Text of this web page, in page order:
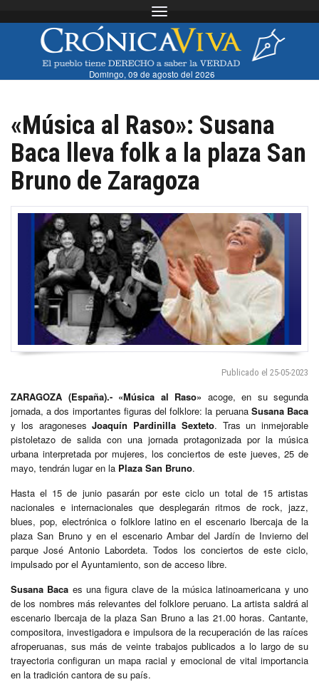
Toggle navigation
Domingo, 09 de agosto del 2026
«Música al Raso»: Susana
Baca lleva folk a la plaza San
Bruno de Zaragoza
Publicado el 25-05-2023
ZARAGOZA (España).- «Música al Raso» acoge, en su segunda
jornada, a dos importantes figuras del folklore: la peruanaSusana Baca
y los aragonesesJoaquín Pardinilla Sexteto. Tras un inmejorable
pistoletazo de salida con una jornada protagonizada por la música
urbana interpretada por mujeres, los conciertos de este jueves, 25 de
mayo, tendrán lugar en la Plaza San Bruno.
Hasta el 15 de junio pasarán por este ciclo un total de 15 artistas
nacionales e internacionales que desplegarán ritmos de rock, jazz,
blues, pop, electrónica o folklore latino en el escenario Ibercaja de la
plaza San Bruno y en el escenario Ambar del Jardín de Invierno del
parque José Antonio Labordeta. Todos los conciertos de este ciclo,
impulsado por el Ayuntamiento, son de acceso libre.
Susana Baca es una figura clave de la música latinoamericana y uno
de los nombres más relevantes del folklore peruano. La artista saldrá al
escenario Ibercaja de la plaza San Bruno a las 21.00 horas. Cantante,
compositora, investigadora e impulsora de la recuperación de las raíces
afroperuanas, sus más de veinte trabajos publicados a lo largo de su
trayectoria configuran un mapa racial y emocional de vital importancia
en la tradición cantora de su país.